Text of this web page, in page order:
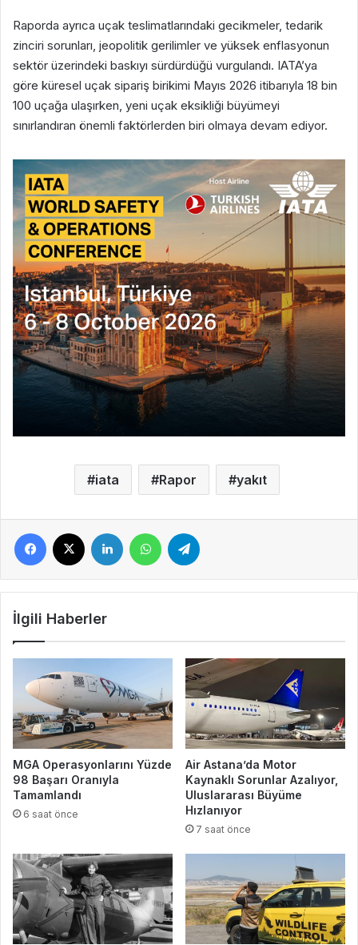
Raporda ayrıca uçak teslimatlarındaki gecikmeler, tedarik
zinciri sorunları, jeopolitik gerilimler ve yüksek enflasyonun
sektör üzerindeki baskıyı sürdürdüğü vurgulandı. IATA’ya
göre küresel uçak sipariş birikimi Mayıs 2026 itibarıyla 18 bin
100 uçağa ulaşırken, yeni uçak eksikliği büyümeyi
sınırlandıran önemli faktörlerden biri olmaya devam ediyor.
iata Rapor yakıt
Facebook LinkedIn WhatsApp
İlgili Haberler
MGA Operasyonlarını Yüzde
98 Başarı Oranıyla
Tamamlandı
6 saat önce
Air Astana’da Motor
Kaynaklı Sorunlar Azalıyor,
Uluslararası Büyüme
Hızlanıyor
7 saat önce